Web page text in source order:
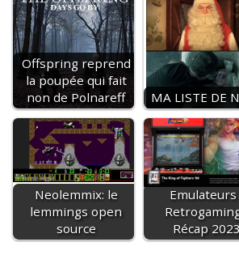
Offspring reprend
la poupée qui fait
non de Polnareff
MA LISTE DE
Neolemmix: le
lemmings open
source
Emulateurs
Récap 2023